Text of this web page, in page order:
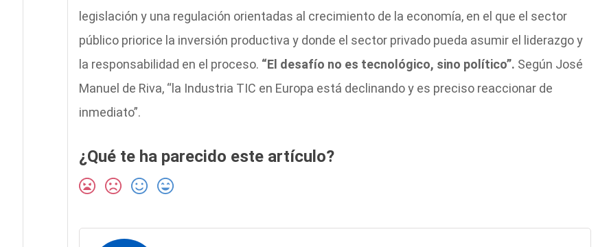
legislación y una regulación orientadas al crecimiento de la economía, en el que el sector
público priorice la inversión productiva y donde el sector privado pueda asumir el liderazgo y
la responsabilidad en el proceso. “El desafío no es tecnológico, sino político”. Según José
Manuel de Riva, “la Industria TIC en Europa está declinando y es preciso reaccionar de
inmediato”.
¿Qué te ha parecido este artículo?